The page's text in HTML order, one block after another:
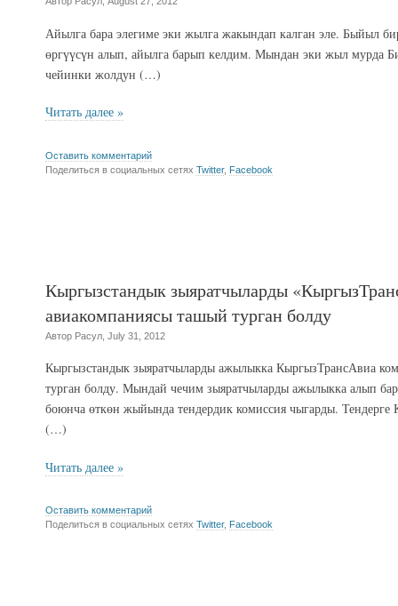
Айылга бара элегиме эки жылга жакындап калган эле. Быйыл
өргүүсүн алып, айылга барып келдим. Мындан эки жыл мурда
чейинки жолдун (…)
Читать далее »
Оставить комментарий
Поделиться в социальных сетях Twitter, Facebook
Кыргызстандык зыяратчыларды
авиакомпаниясы ташый турган болду
Автор Расул, July 31, 2012
Кыргызстандык зыяратчыларды ажылыкка КыргызТрансАвиа
турган болду. Мындай чечим зыяратчыларды ажылыкка алып
боюнча өткөн жыйында тендердик комиссия чыгарды. Тендерге
(…)
Читать далее »
Оставить комментарий
Поделиться в социальных сетях Twitter, Facebook